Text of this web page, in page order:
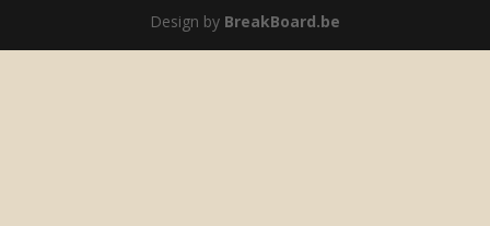
Design by BreakBoard.be